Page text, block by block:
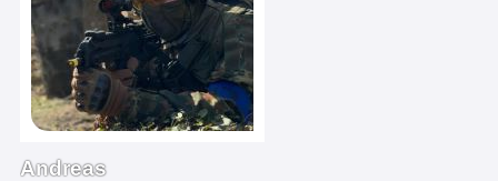
Andreas